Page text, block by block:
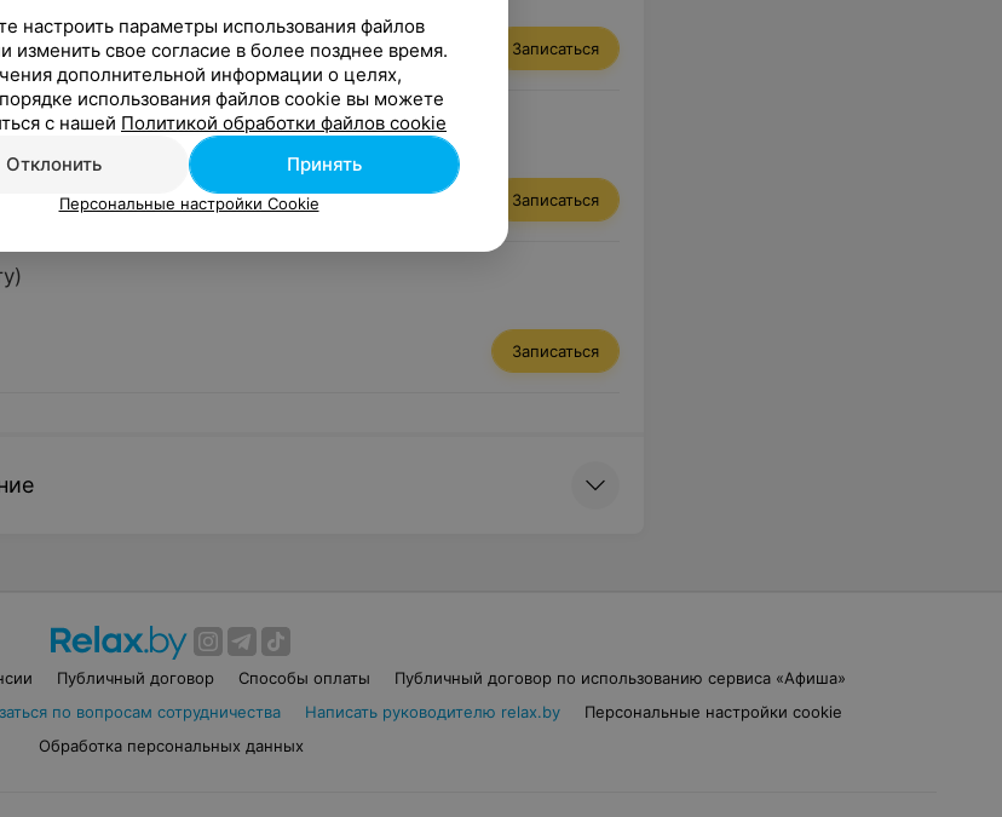
Записаться
Записаться
Записаться
Публичный договор Способы оплаты
Публичный договор по использованию сервиса «Афиша»
по вопросам сотрудничества Написать руководителю relax.by
Персональные настройки cookie
Обработка персональных данных
настроить параметры использования файлов
изменить свое согласие в более позднее время.
дополнительной информации о целях,
использования файлов cookie вы можете
с нашей Политикой обработки файлов cookie
Отклонить
Принять
Персональные настройки Cookie